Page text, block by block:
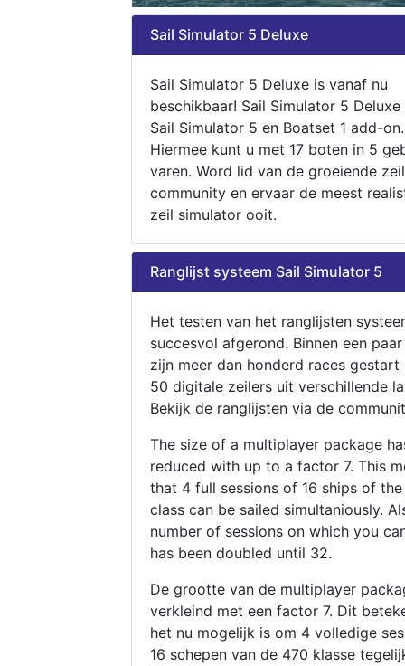
Sail Simulator 5 Deluxe
Sail Simulator 5 Deluxe is vanaf nu
beschikbaar! Sail Simulator 5
Sail Simulator 5 en Boatset 1 add-on.
Hiermee kunt u met 17 boten in 5
varen. Word lid van de groeiende zeil
community en ervaar de meest
zeil simulator ooit.
Ranglijst systeem Sail Simulator 5
Het testen van het ranglijsten
succesvol afgerond. Binnen een
zijn meer dan honderd races gestart
50 digitale zeilers uit verschillende
Bekijk de ranglijsten via de
The size of a multiplayer package
reduced with up to a factor 7. This
that 4 full sessions of 16 ships of
class can be sailed simultaniously.
number of sessions on which you
has been doubled until 32.
De grootte van de multiplayer
verkleind met een factor 7. Dit
het nu mogelijk is om 4 volledige
16 schepen van de 470 klasse